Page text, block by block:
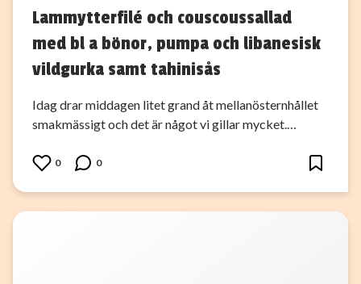
Lammytterfilé och couscoussallad
med bl a bönor, pumpa och libanesisk
vildgurka samt tahinisås
Idag drar middagen litet grand åt mellanösternhållet
smakmässigt och det är något vi gillar mycket.…
0 0